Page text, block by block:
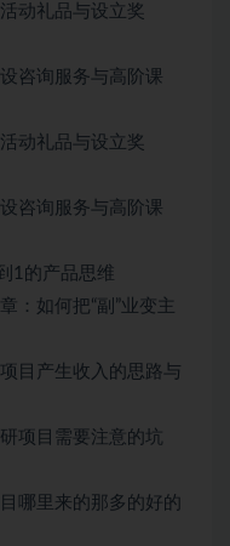
动礼品与设立奖
咨询服务与高阶课
动礼品与设立奖
咨询服务与高阶课
1的产品思维
：如何把“副”业变主
目产生收入的思路与
项目需要注意的坑
哪里来的那多的好的